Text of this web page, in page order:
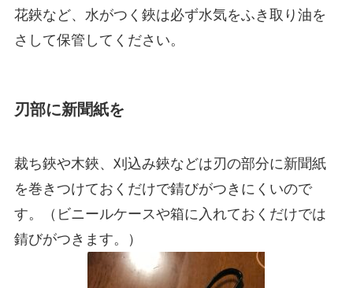
花鋏など、水がつく鋏は必ず水気をふき取り油を
さして保管してください。
刃部に新聞紙を
裁ち鋏や木鋏、刈込み鋏などは刃の部分に新聞紙
を巻きつけておくだけで錆びがつきにくいので
す。（ビニールケースや箱に入れておくだけでは
錆びがつきます。）